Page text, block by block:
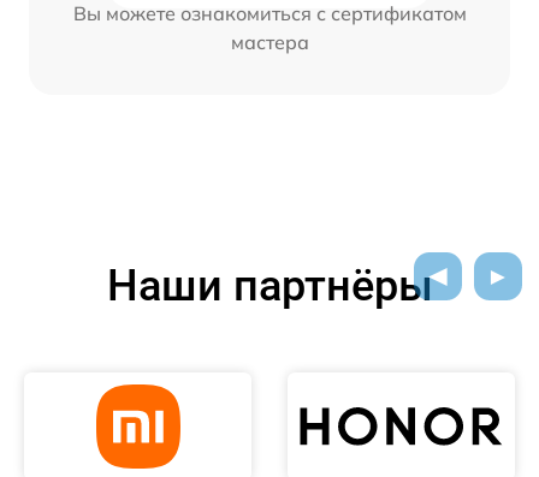
Вы можете ознакомиться с сертификатом
мастера
Наши партнёры